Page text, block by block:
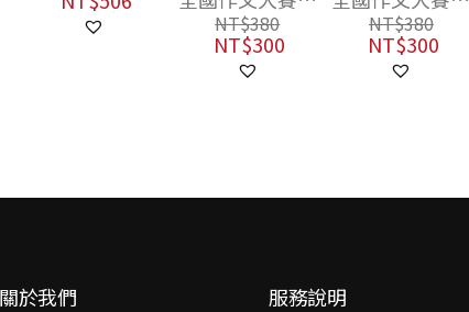
勝同學, 心岱、
吳鈞堯、張耀
仁、須文蔚、周
昭翡、馬翊航等
NT$380
NT$300
勝同學、林黛
嫚、陳逸華、林
達陽、董恕明、
顏如禎、蘇懿禎
NT$380
NT$300
於我們 服務說明